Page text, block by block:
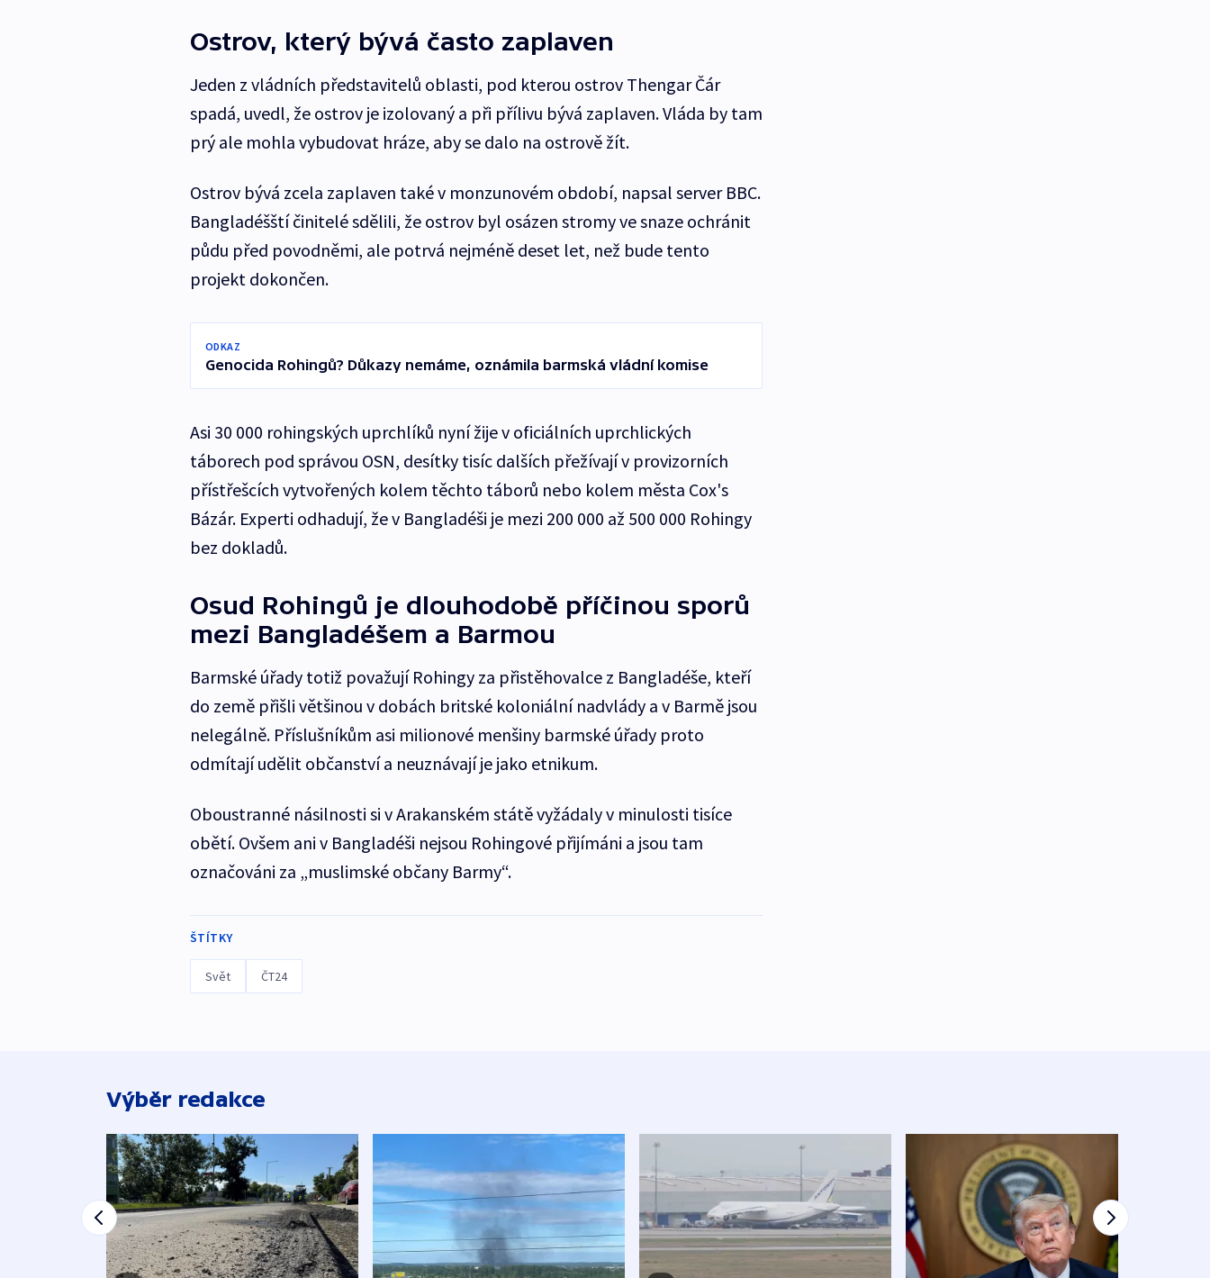
Ostrov, který bývá často zaplaven
Jeden z vládních představitelů oblasti, pod kterou ostrov Thengar Čár
spadá, uvedl, že ostrov je izolovaný a při přílivu bývá zaplaven. Vláda by tam
prý ale mohla vybudovat hráze, aby se dalo na ostrově žít.
Ostrov bývá zcela zaplaven také v monzunovém období, napsal server BBC.
Bangladéšští činitelé sdělili, že ostrov byl osázen stromy ve snaze ochránit
půdu před povodněmi, ale potrvá nejméně deset let, než bude tento
projekt dokončen.
ODKAZ
Genocida Rohingů? Důkazy nemáme, oznámila barmská vládní komise
Asi 30 000 rohingských uprchlíků nyní žije v oficiálních uprchlických
táborech pod správou OSN, desítky tisíc dalších přežívají v provizorních
přístřešcích vytvořených kolem těchto táborů nebo kolem města Cox's
Bázár. Experti odhadují, že v Bangladéši je mezi 200 000 až 500 000 Rohingy
bez dokladů.
Osud Rohingů je dlouhodobě příčinou sporů
mezi Bangladéšem a Barmou
Barmské úřady totiž považují Rohingy za přistěhovalce z Bangladéše, kteří
do země přišli většinou v dobách britské koloniální nadvlády a v Barmě jsou
nelegálně. Příslušníkům asi milionové menšiny barmské úřady proto
odmítají udělit občanství a neuznávají je jako etnikum.
Oboustranné násilnosti si v Arakanském státě vyžádaly v minulosti tisíce
obětí. Ovšem ani v Bangladéši nejsou Rohingové přijímáni a jsou tam
označováni za „muslimské občany Barmy“.
ŠTÍTKY
Svět ČT24
Výběr redakce